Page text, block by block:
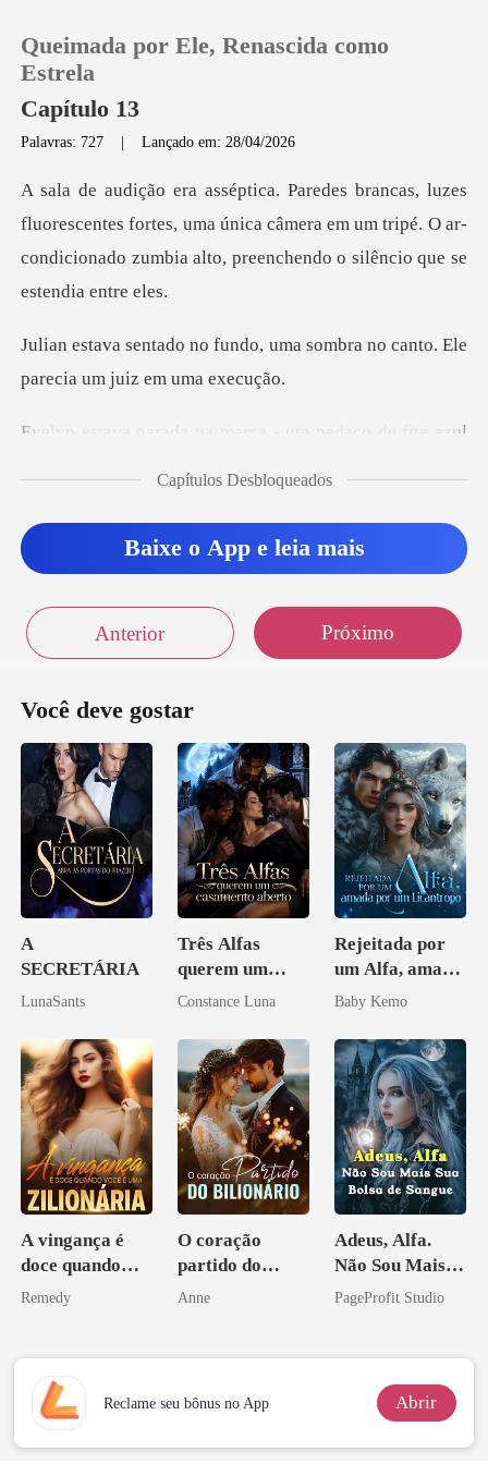
Loja
Histórico
Sair
Queimada por Ele, Renascida como
Estrela
Capítulo 13
Palavras: 727 |Lançado em: 28/04/2026
centes fortes, uma única câmera em um tripé. O ar-
condicionado
o, uma sombra no canto. Ele
p
a marca - um pedaço de
Capítulos Desbloqueados
Baixe o App e leia mais
Anterior Próximo
Você deve gostar
A
SECRETÁRIA
LunaSants
Três Alfas
querem um
casamento
Constance Luna
Rejeitada por
um Alfa, amada
por um
Baby Kemo
A vingança é
doce quando
você é uma
Remedy
O coração
partido do
bilionário
Anne
Adeus, Alfa.
Não Sou Mais
Sua Bolsa de
PageProfit Studio
Reclame seu bônus no App Abrir